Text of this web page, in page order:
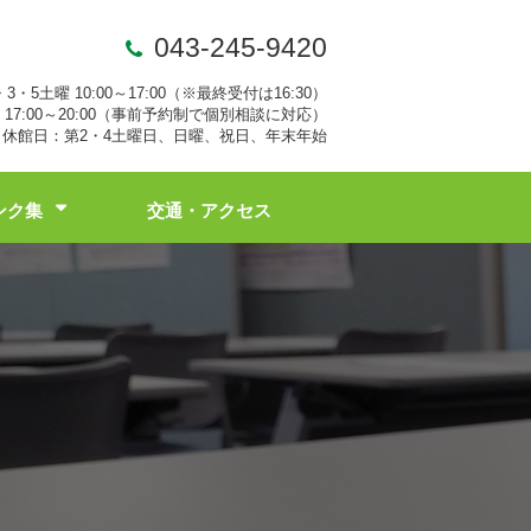
043-245-9420
・5土曜 10:00～17:00（※最終受付は16:30）
～20:00（事前予約制で個別相談に対応）
休館日：第2・4土曜日、日曜、祝日、年末年始
ク集 交通・アクセス